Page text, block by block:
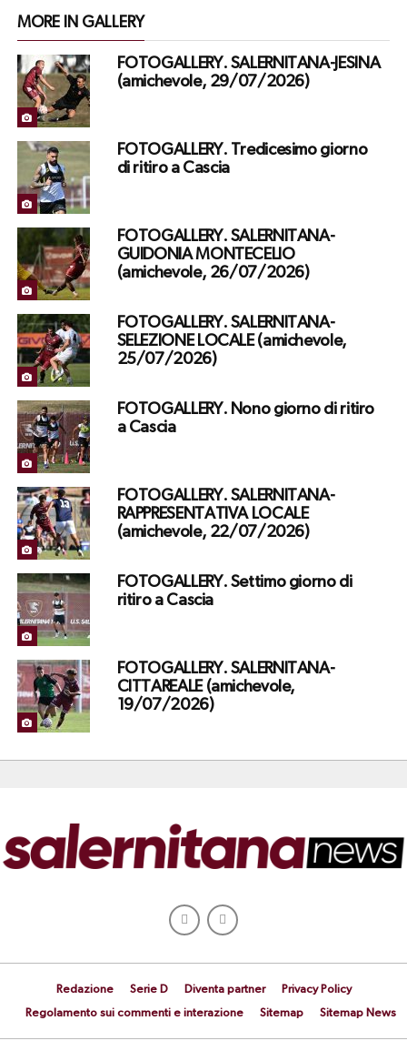
MORE IN GALLERY
FOTOGALLERY. SALERNITANA-JESINA
(amichevole, 29/07/2026)
FOTOGALLERY. Tredicesimo giorno
di ritiro a Cascia
FOTOGALLERY. SALERNITANA-
GUIDONIA MONTECELIO
(amichevole, 26/07/2026)
FOTOGALLERY. SALERNITANA-
SELEZIONE LOCALE (amichevole,
25/07/2026)
FOTOGALLERY. Nono giorno di ritiro
a Cascia
FOTOGALLERY. SALERNITANA-
RAPPRESENTATIVA LOCALE
(amichevole, 22/07/2026)
FOTOGALLERY. Settimo giorno di
ritiro a Cascia
FOTOGALLERY. SALERNITANA-
CITTAREALE (amichevole,
19/07/2026)
Redazione Serie D Diventa partner
Privacy Policy
Regolamento sui commenti e interazione
Sitemap Sitemap News